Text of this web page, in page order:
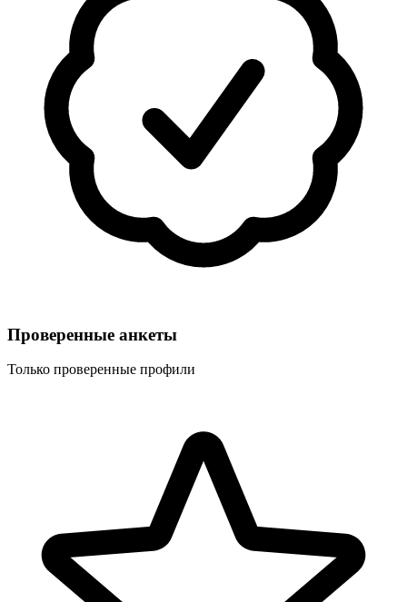
Проверенные анкеты
Только проверенные профили